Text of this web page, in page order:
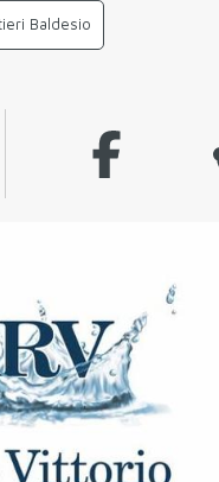
Baldesio